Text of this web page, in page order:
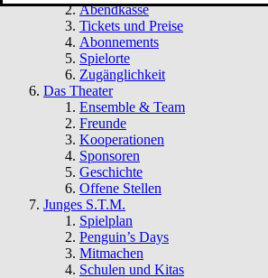
Abendkasse
Tickets und Preise
Abonnements
Spielorte
Zugänglichkeit
Das Theater
Ensemble & Team
Freunde
Kooperationen
Sponsoren
Geschichte
Offene Stellen
Junges S.T.M.
Spielplan
Penguin’s Days
Mitmachen
Schulen und Kitas